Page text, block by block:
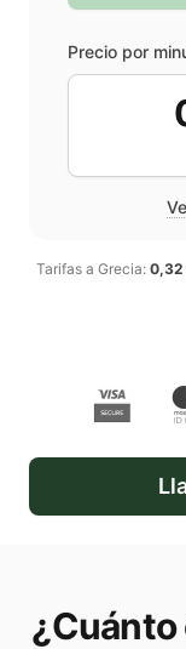
Precio por
Tarifas a Grecia: 0,32
¿Cuánto